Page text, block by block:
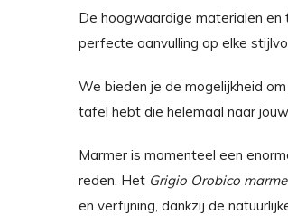
De hoogwaardige materialen
perfecte aanvulling op elke
We bieden je de mogelijkheid
tafel hebt die helemaal naar jouw
Marmer is momenteel een
reden. Het Grigio Orobico
en verfijning, dankzij de